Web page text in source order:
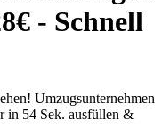
- Schnell
Umzugsunternehmen
in 54 Sek. ausfüllen &